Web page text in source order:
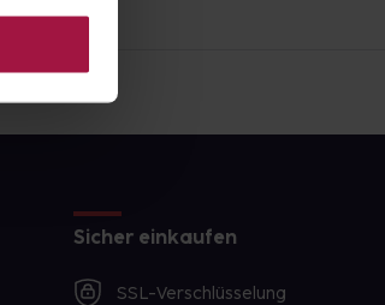
Sicher einkaufen
SSL-Verschlüsselung